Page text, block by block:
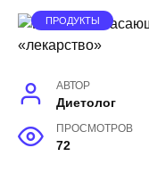
ПРОДУКТЫ
АВТОР
Диетолог
ПРОСМОТРОВ
72